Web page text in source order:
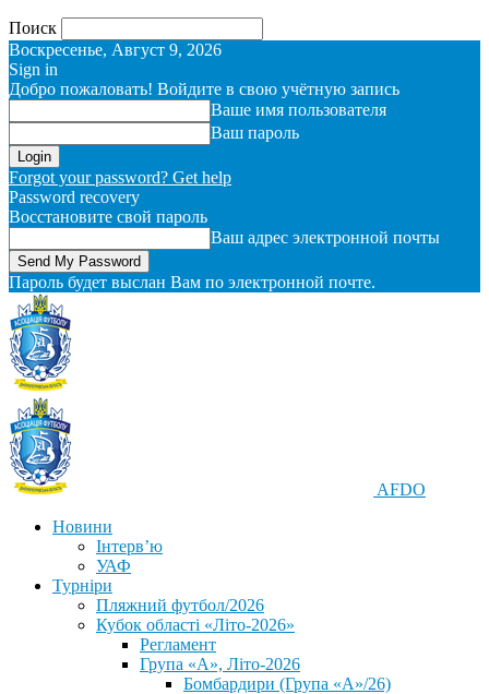
Поиск
Воскресенье, Август 9, 2026
Sign in
Добро пожаловать! Войдите в свою учётную запись
Ваше имя пользователя
Ваш пароль
Forgot your password? Get help
Password recovery
Восстановите свой пароль
Ваш адрес электронной почты
Пароль будет выслан Вам по электронной почте.
AFDO
Новини
Інтерв’ю
УАФ
Турніри
Пляжний футбол/2026
Кубок області «Літо-2026»
Регламент
Група «А», Літо-2026
Бомбардири (Група «А»/26)